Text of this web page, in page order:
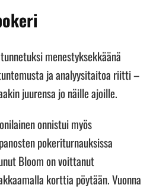
menestyksekkäänä
ja analyysitaitoa riitti –
juurensa jo näille ajoille.
onnistui myös
pokeriturnauksissa
Bloom on voittanut
korttia pöytään. Vuonna